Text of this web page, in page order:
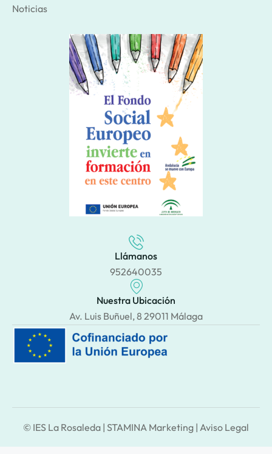
Noticias
Llámanos
952640035
Nuestra Ubicación
Av. Luis Buñuel, 8 29011 Málaga
© IES La Rosaleda | STAMINA Marketing | Aviso Legal